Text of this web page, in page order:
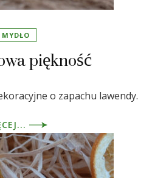
MYDŁO
piękność
o zapachu lawendy.